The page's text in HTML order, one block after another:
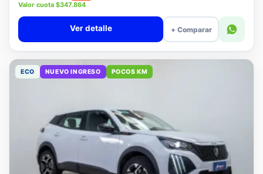
$15.980.000
−6%
Valor cuota $347.864
+ Comparar